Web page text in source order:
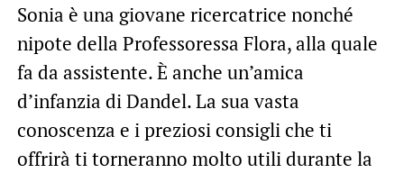
Sonia è una giovane ricercatrice nonché
nipote della Professoressa Flora, alla quale
fa da assistente. È anche un’amica
d’infanzia di Dandel. La sua vasta
conoscenza e i preziosi consigli che ti
offrirà ti torneranno molto utili durante la